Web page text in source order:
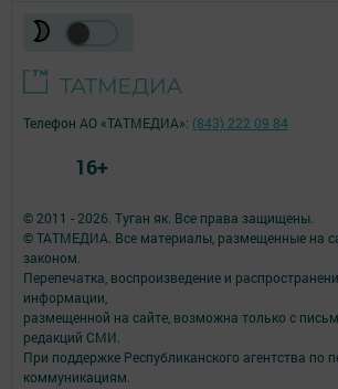
© 2011 - 2026. Туган як. Все права защищены.
© ТАТМЕДИА. Все материалы, размещенные на
законом.
Перепечатка, воспроизведение и
информации,
размещенной на сайте, возможна только с
редакций СМИ.
При поддержке Республиканского агентства по
коммуникациям.
Телефон АО «ТАТМЕДИА»: (843) 222 09 84
16+